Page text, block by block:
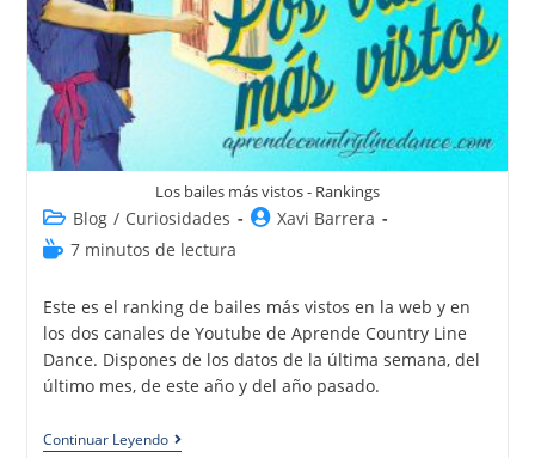
Los bailes más vistos - Rankings
Blog / Curiosidades
Xavi Barrera
7 minutos de lectura
Este es el ranking de bailes más vistos en la web y en
los dos canales de Youtube de Aprende Country Line
Dance. Dispones de los datos de la última semana, del
último mes, de este año y del año pasado.
Continuar Leyendo